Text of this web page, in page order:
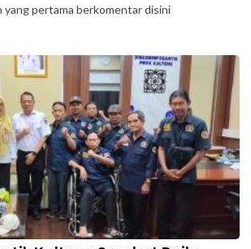
yang pertama berkomentar disini